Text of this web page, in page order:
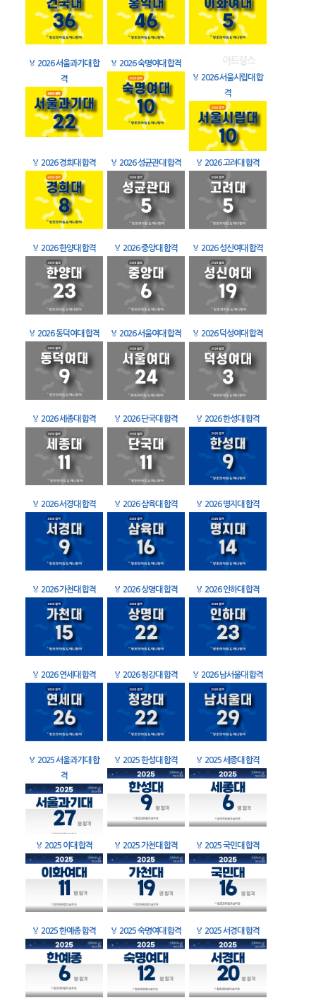
🏅 2026 서울과기대 합
격
🏅 2026 숙명여대 합격
🏅 2026 서울시립대 합
격
🏅 2026 경희대 합격 🏅 2026 성균관대 합격 🏅 2026 고려대 합격
🏅 2026 한양대 합격 🏅 2026 중앙대 합격 🏅 2026 성신여대 합격
🏅 2026 동덕여대 합격 🏅 2026 서울여대 합격 🏅 2026 덕성여대 합격
🏅 2026 세종대 합격 🏅 2026 단국대 합격 🏅 2026 한성대 합격
🏅 2026 서경대 합격 🏅 2026 삼육대 합격 🏅 2026 명지대 합격
🏅 2026 가천대 합격 🏅 2026 상명대 합격 🏅 2026 인하대 합격
🏅 2026 연세대 합격 🏅 2026 청강대 합격 🏅 2026 남서울대 합격
🏅 2025 서울과기대 합
격
🏅 2025 한성대 합격 🏅 2025 세종대 합격
🏅 2025 이대 합격 🏅 2025 가천대 합격 🏅 2025 국민대 합격
🏅 2025 한예종 합격 🏅 2025 숙명여대 합격 🏅 2025 서경대 합격